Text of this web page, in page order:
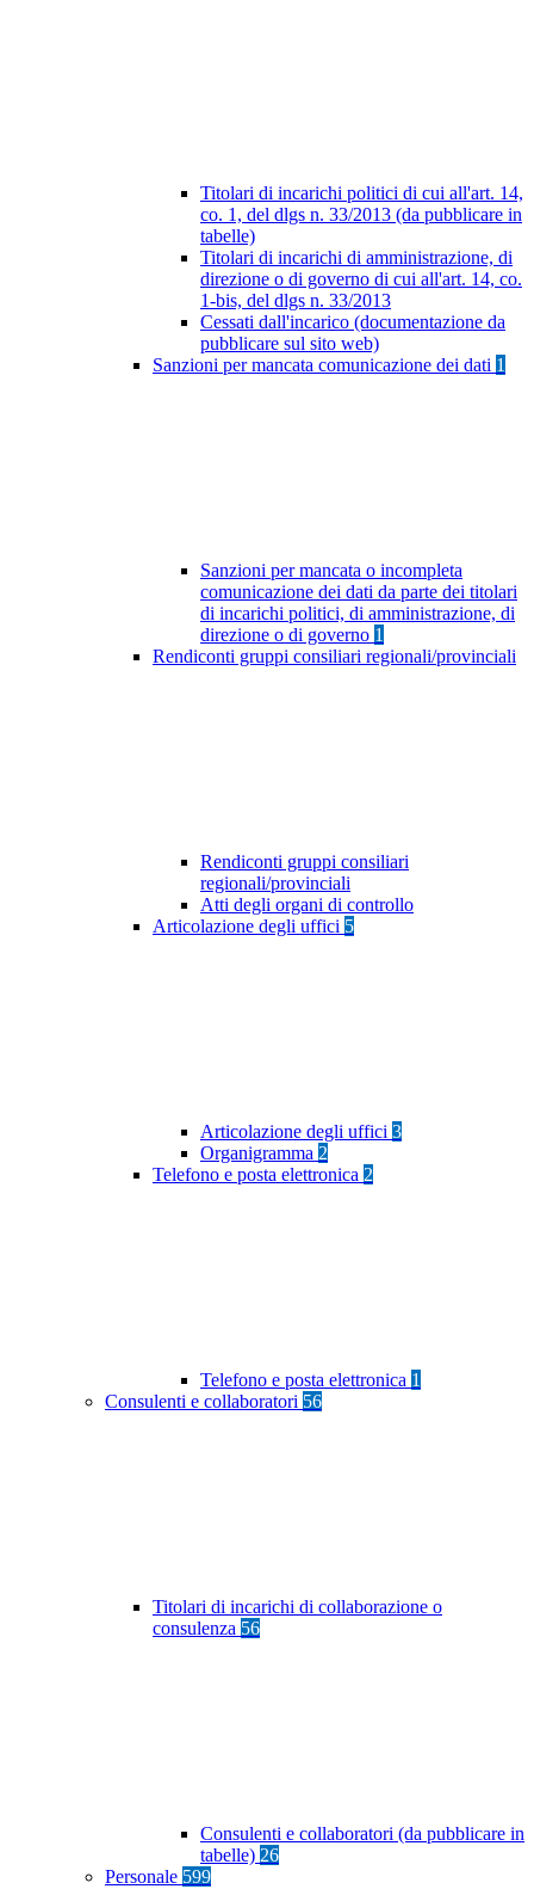
Titolari di incarichi politici di cui all'art. 14,
co. 1, del dlgs n. 33/2013 (da pubblicare in
tabelle)
Titolari di incarichi di amministrazione, di
direzione o di governo di cui all'art. 14, co.
1-bis, del dlgs n. 33/2013
Cessati dall'incarico (documentazione da
pubblicare sul sito web)
Sanzioni per mancata comunicazione dei dati 1
Sanzioni per mancata o incompleta
comunicazione dei dati da parte dei titolari
di incarichi politici, di amministrazione, di
direzione o di governo 1
Rendiconti gruppi consiliari regionali/provinciali
Rendiconti gruppi consiliari
regionali/provinciali
Atti degli organi di controllo
Articolazione degli uffici 5
Articolazione degli uffici 3
Organigramma 2
Telefono e posta elettronica 2
Telefono e posta elettronica 1
Consulenti e collaboratori 56
Titolari di incarichi di collaborazione o
consulenza 56
Consulenti e collaboratori (da pubblicare in
tabelle) 26
Personale 599